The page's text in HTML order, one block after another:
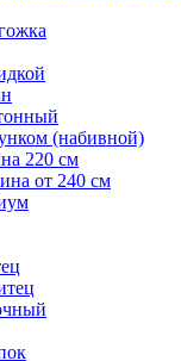
(набивной)
220 см
от 240 см